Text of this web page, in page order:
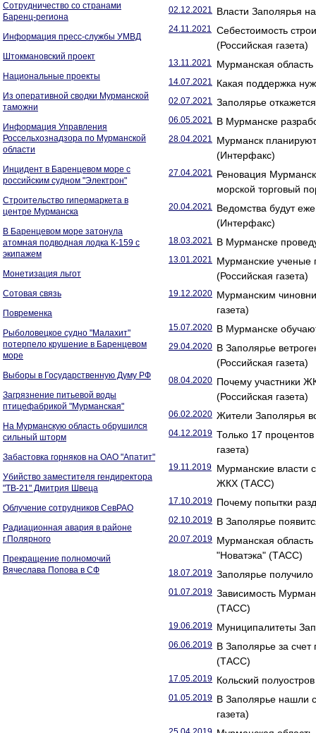
Сотрудничество со странами
Баренц-региона
Информация пресс-службы УМВД
Штокмановский проект
Национальные проекты
Из оперативной сводки Мурманской
таможни
Информация Управления
Россельхознадзора по Мурманской
области
Инцидент в Баренцевом море с
российским судном "Электрон"
Строительство гипермаркета в
центре Мурманска
В Баренцевом море затонула
атомная подводная лодка К-159 с
экипажем
Монетизация льгот
Сотовая связь
Повременка
Рыболовецкое судно "Малахит"
потерпело крушение в Баренцевом
море
Выборы в Государственную Думу РФ
Загрязнение питьевой воды
птицефабрикой "Мурманская"
На Мурманскую область обрушился
сильный шторм
Забастовка горняков на ОАО "Апатит"
Убийство заместителя гендиректора
"ТВ-21" Дмитрия Швеца
Облучение сотрудников СевРАО
Радиационная авария в районе
г.Полярного
Прекращение полномочий
Вячеслава Попова в СФ
02.12.2021 Власти Заполярья
24.11.2021 Себестоимость
(Российская газета)
13.11.2021 Мурманская
14.07.2021 Какая поддержка
02.07.2021 Заполярье
06.05.2021 В Мурманске
28.04.2021 Мурманск
(Интерфакс)
27.04.2021 Реновация
морской торговый
20.04.2021 Ведомства будут
(Интерфакс)
18.03.2021 В Мурманске
13.01.2021 Мурманские ученые
(Российская газета)
19.12.2020 Мурманским
газета)
15.07.2020 В Мурманске
29.04.2020 В Заполярье
(Российская газета)
08.04.2020 Почему участники
(Российская газета)
06.02.2020 Жители Заполярья
04.12.2019 Только 17
газета)
19.11.2019 Мурманские власти
ЖКХ (ТАСС)
17.10.2019 Почему попытки
02.10.2019 В Заполярье
20.07.2019 Мурманская область
"Новатэка" (ТАСС)
18.07.2019 Заполярье
01.07.2019 Зависимость
(ТАСС)
19.06.2019 Муниципалитеты
06.06.2019 В Заполярье за
(ТАСС)
17.05.2019 Кольский
01.05.2019 В Заполярье нашли
газета)